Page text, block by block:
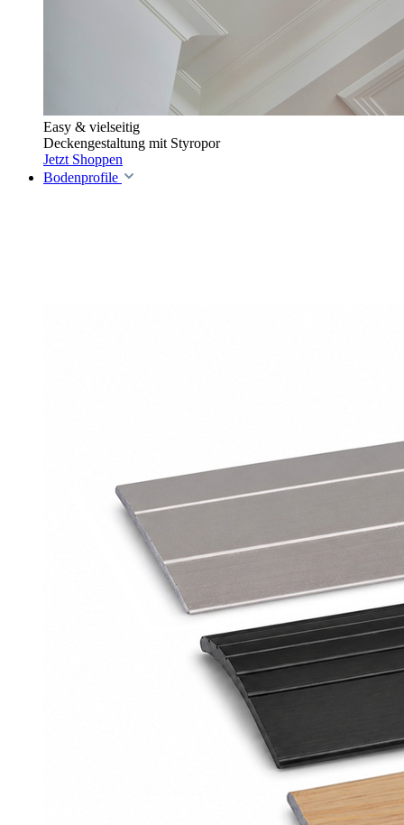
Easy & vielseitig
Deckengestaltung mit Styropor
Jetzt Shoppen
Bodenprofile